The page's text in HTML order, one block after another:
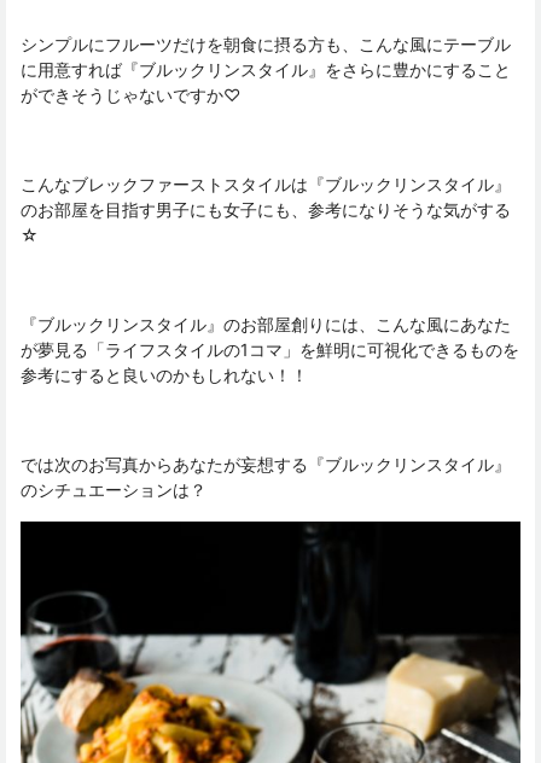
シンプルにフルーツだけを朝食に摂る方も、こんな風にテーブル
に用意すれば『ブルックリンスタイル』をさらに豊かにすること
ができそうじゃないですか♡
こんなブレックファーストスタイルは『ブルックリンスタイル』
のお部屋を目指す男子にも女子にも、参考になりそうな気がする
☆
『ブルックリンスタイル』のお部屋創りには、こんな風にあなた
が夢見る「ライフスタイルの1コマ」を鮮明に可視化できるものを
参考にすると良いのかもしれない！！
では次のお写真からあなたが妄想する『ブルックリンスタイル』
のシチュエーションは？